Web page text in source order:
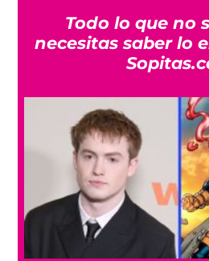
Todo lo que no
necesitas saber lo